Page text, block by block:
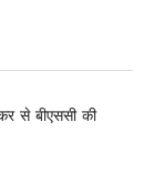
से बीएससी की